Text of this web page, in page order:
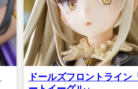
ドールズフロントライン